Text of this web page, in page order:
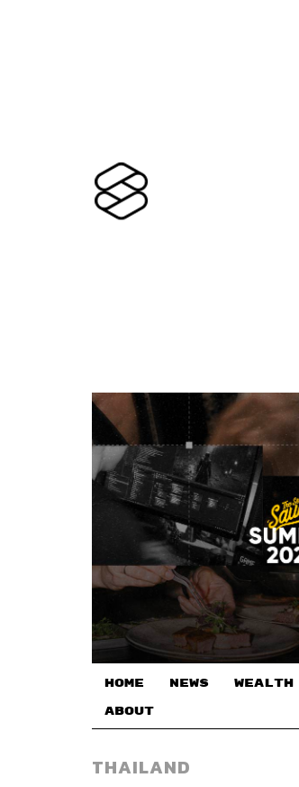
HOME NEWS WEALTH
ABOUT
THAILAND